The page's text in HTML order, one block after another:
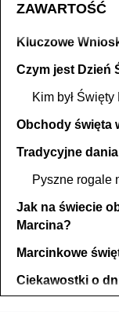
ZAWARTOŚĆ
Kluczowe
Czym jest Dzień
Kim był Święty
Obchody święta
Tradycyjne
Pyszne rogale
Jak na świecie
Marcina?
Marcinkowe
Ciekawostki o